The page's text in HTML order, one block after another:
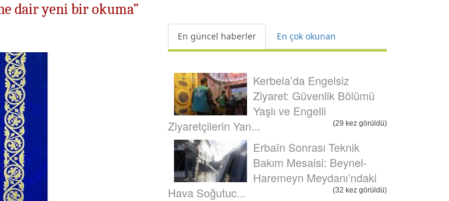
dair yeni bir okuma”
En güncel haberler En çok okunan
Kerbela’da Engelsiz
Ziyaret: Güvenlik Bölümü
Yaşlı ve Engelli
Ziyaretçilerin Yan...
(29 kez görüldü)
Erbaîn Sonrası Teknik
Bakım Mesaisi: Beynel-
Haremeyn Meydanı’ndaki
Hava Soğutuc...
(32 kez görüldü)